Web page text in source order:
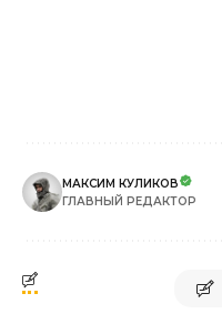
МАКСИМ КУЛИКОВ
ГЛАВНЫЙ РЕДАКТОР